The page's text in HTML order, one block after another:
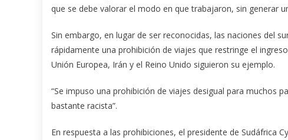
que se debe valorar el modo en que trabajaron, sin generar
Sin embargo, en lugar de ser reconocidas, las naciones del
rápidamente una prohibición de viajes que restringe el
Unión Europea, Irán y el Reino Unido siguieron su ejemplo.
“Se impuso una prohibición de viajes desigual para muchos
bastante racista”.
En respuesta a las prohibiciones, el presidente de Sudáfrica